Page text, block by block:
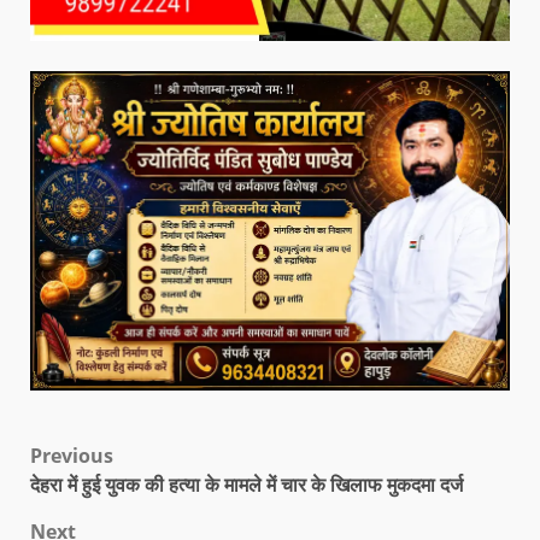
Previous
देहरा में हुई युवक की हत्या के मामले में चार के खिलाफ मुकदमा दर्ज
Next